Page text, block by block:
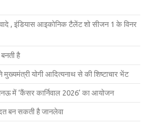
, इंडियास आइकोनिक टैलेंट शो सीजन 1 के विनर
है
मुख्यमंत्री योगी आदित्यनाथ से की शिष्टाचार भेंट
में ‘कैंसर कार्निवाल 2026’ का आयोजन
बन सकती है जानलेवा